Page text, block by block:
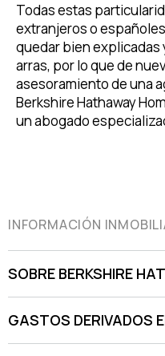
Todas estas
extranjeros o
quedar bien explicadas
arras, por lo que de
asesoramiento de una
Berkshire Hathaway
un abogado
INFORMACIÓN
SOBRE BERKSHIRE
GASTOS DERIVADOS